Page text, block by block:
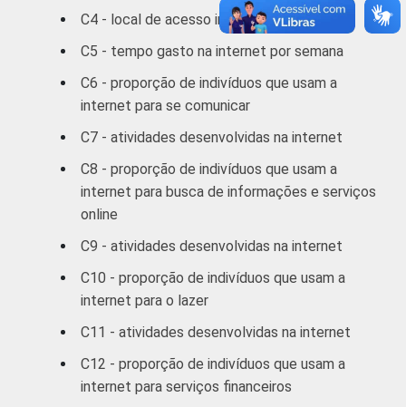
De 35 a 44
anos
29
De 45 a 59
De 60 anos ou
mais
17
FAMILIAR
R$381-R$760 8
R$761-R$1140
R$1141-
R$1900
C4 - local de acesso individual à internet
C5 - tempo gasto na internet por semana
C6 - proporção de indivíduos que usam a
internet para se comunicar
C7 - atividades desenvolvidas na internet
C8 - proporção de indivíduos que usam a
internet para busca de informações e serviços
online
C9 - atividades desenvolvidas na internet
C10 - proporção de indivíduos que usam a
internet para o lazer
C11 - atividades desenvolvidas na internet
C12 - proporção de indivíduos que usam a
internet para serviços financeiros